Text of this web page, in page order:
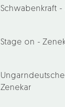
Schwabenkraft -
Stage on -
Zenekar